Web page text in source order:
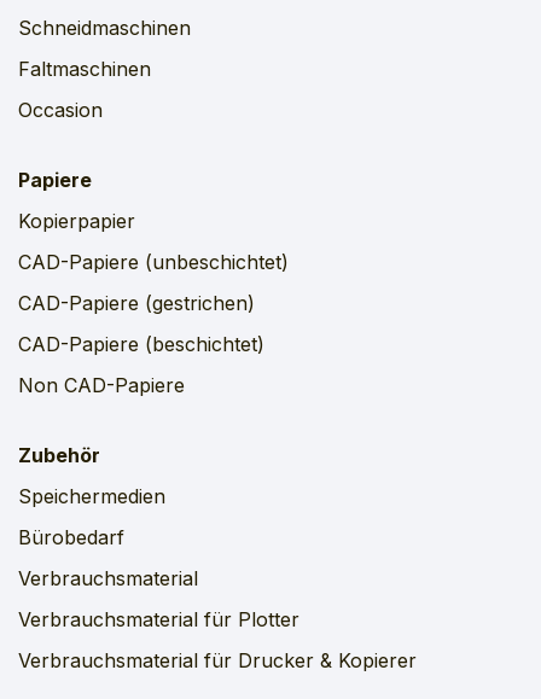
Schneidmaschinen
Faltmaschinen
Occasion
Papiere
Kopierpapier
CAD-Papiere (unbeschichtet)
CAD-Papiere (gestrichen)
CAD-Papiere (beschichtet)
Non CAD-Papiere
Zubehör
Speichermedien
Bürobedarf
Verbrauchsmaterial
Verbrauchsmaterial für Plotter
Verbrauchsmaterial für Drucker & Kopierer